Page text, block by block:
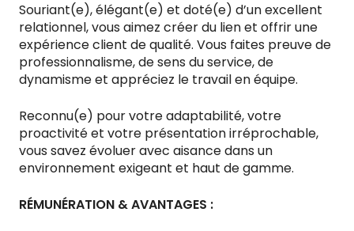
Souriant(e), élégant(e) et doté(e) d’un excellent
relationnel, vous aimez créer du lien et offrir une
expérience client de qualité. Vous faites preuve de
professionnalisme, de sens du service, de
dynamisme et appréciez le travail en équipe.
Reconnu(e) pour votre adaptabilité, votre
proactivité et votre présentation irréprochable,
vous savez évoluer avec aisance dans un
environnement exigeant et haut de gamme.
RÉMUNÉRATION & AVANTAGES :